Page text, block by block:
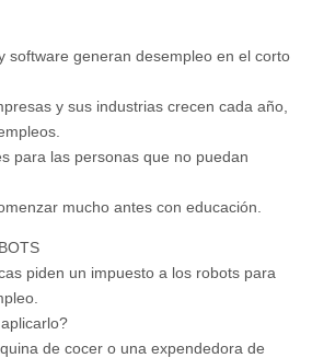
software generan desempleo en el corto
y sus industrias crecen cada año,
para las personas que no puedan
mucho antes con educación.
piden un impuesto a los robots para
de cocer o una expendedora de